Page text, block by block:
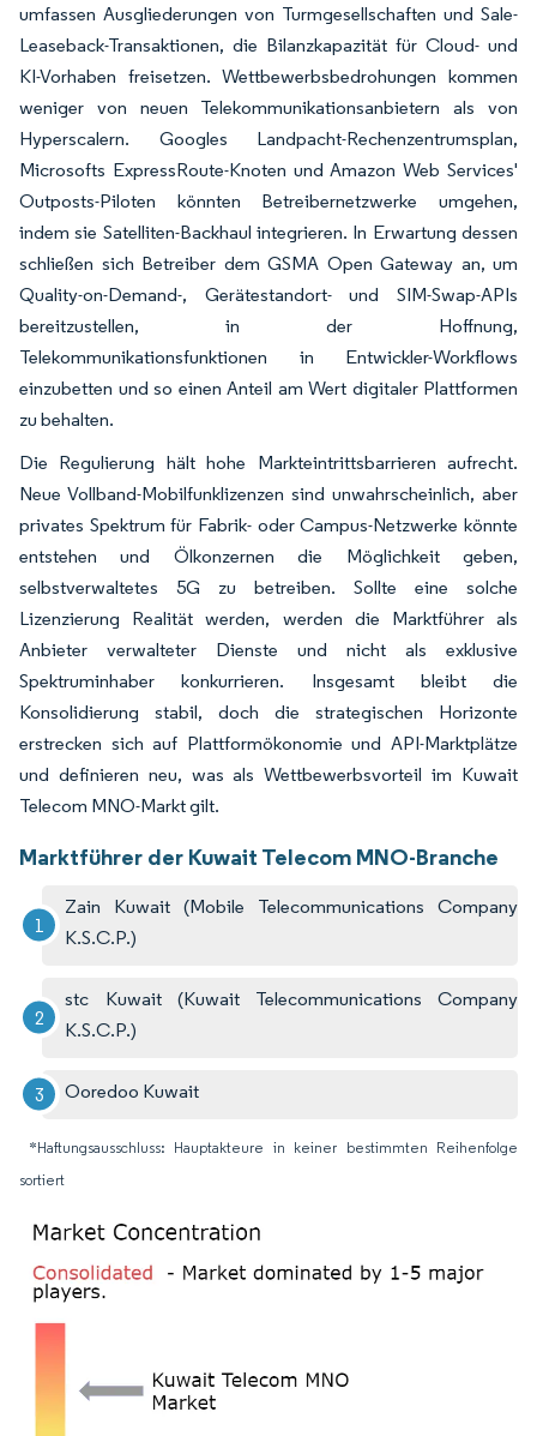
umfassen Ausgliederungen von Turmgesellschaften und Sale-
Leaseback-Transaktionen, die Bilanzkapazität für Cloud- und
KI-Vorhaben freisetzen. Wettbewerbsbedrohungen kommen
weniger von neuen Telekommunikationsanbietern als von
Hyperscalern. Googles Landpacht-Rechenzentrumsplan,
Microsofts ExpressRoute-Knoten und Amazon Web Services'
Outposts-Piloten könnten Betreibernetzwerke umgehen,
indem sie Satelliten-Backhaul integrieren. In Erwartung dessen
schließen sich Betreiber dem GSMA Open Gateway an, um
Quality-on-Demand-, Gerätestandort- und SIM-Swap-APIs
bereitzustellen, in der Hoffnung,
Telekommunikationsfunktionen in Entwickler-Workflows
einzubetten und so einen Anteil am Wert digitaler Plattformen
zu behalten.
Die Regulierung hält hohe Markteintrittsbarrieren aufrecht.
Neue Vollband-Mobilfunklizenzen sind unwahrscheinlich, aber
privates Spektrum für Fabrik- oder Campus-Netzwerke könnte
entstehen und Ölkonzernen die Möglichkeit geben,
selbstverwaltetes 5G zu betreiben. Sollte eine solche
Lizenzierung Realität werden, werden die Marktführer als
Anbieter verwalteter Dienste und nicht als exklusive
Spektruminhaber konkurrieren. Insgesamt bleibt die
Konsolidierung stabil, doch die strategischen Horizonte
erstrecken sich auf Plattformökonomie und API-Marktplätze
und definieren neu, was als Wettbewerbsvorteil im Kuwait
Telecom MNO-Markt gilt.
Marktführer der Kuwait Telecom MNO-Branche
Zain Kuwait (Mobile Telecommunications Company
K.S.C.P.)
stc Kuwait (Kuwait Telecommunications Company
K.S.C.P.)
Ooredoo Kuwait
*Haftungsausschluss: Hauptakteure in keiner bestimmten Reihenfolge
sortiert